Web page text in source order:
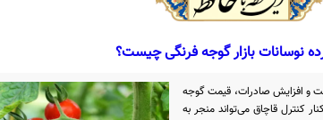
نوسانات بازار گوجه فرنگی چیست؟
و افزایش صادرات، قیمت گوجه
کنترل قاچاق می‌تواند منجر به